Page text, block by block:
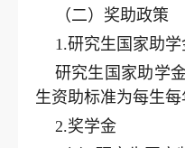
（二）奖助政策
1.研究生国家助学
研究生国家助学
生资助标准为每生每
2.奖学金